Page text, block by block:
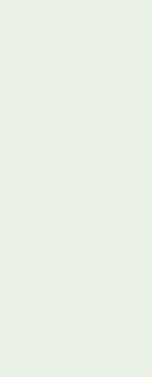
einem der
Für Erhalt
&
Bing-
vor allem
die
und
erneuert
Zündkabel,